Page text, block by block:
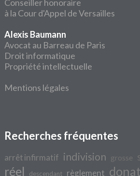
Conseiller honoraire
à la Cour d'Appel de Versailles
Alexis Baumann
Avocat au Barreau de Paris
Droit informatique
Propriété intellectuelle
Mentions légales
Recherches fréquentes
arrêt infirmatif indivision grosse
réel descendant règlement